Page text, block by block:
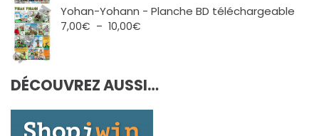
10,00€
prix :
Yohan-Yohann - Planche BD téléchargeable
7,00€ – 10,00€
à
DÉCOUVREZ AUSSI…